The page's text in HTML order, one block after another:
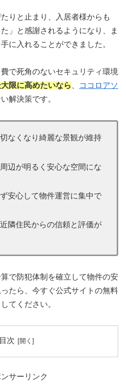
りと止まり、入居者様からも
」と感謝されるようになり、ま
に入れることができました。
で死角のないセキュリティ環境
限に高めたいなら 、
ココロアソ
解決策です。
なくなり綺麗な景観が維持
辺が明るく安心な空間にな
安心して物件運営に集中で
隣住民からの信頼と評価が
で防犯体制を確立して物件の安
たら、今すぐ公式サイトの無料
てください。
目次
サーリンク